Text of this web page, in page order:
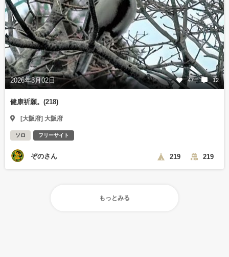
2026年3月02日 47 12
健康祈願。(218)
[大阪府] 大阪府
ソロ フリーサイト
ぞのさん 219 219
もっとみる